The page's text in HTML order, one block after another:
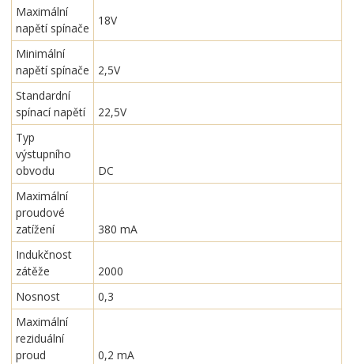
Maximální
napětí spínače
18V
Minimální
napětí spínače
2,5V
Standardní
spínací napětí
22,5V
Typ
výstupního
obvodu
DC
Maximální
proudové
zatížení
380 mA
Indukčnost
zátěže
2000
Nosnost
0,3
Maximální
reziduální
proud
0,2 mA